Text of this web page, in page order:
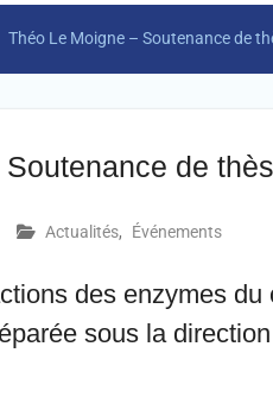
Théo Le Moigne – Soutenance de
de
Actualités, Événements
des enzymes
sous la